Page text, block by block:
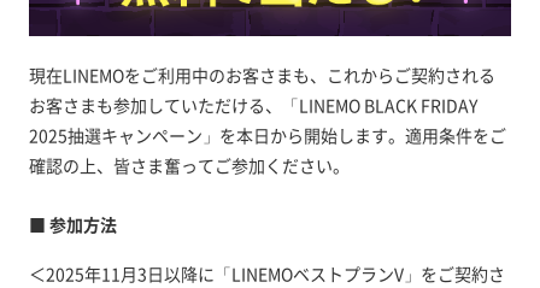
現在LINEMOをご利用中のお客さまも、これからご契約される
お客さまも参加していただける、「LINEMO BLACK FRIDAY
2025抽選キャンペーン」を本日から開始します。適用条件をご
確認の上、皆さま奮ってご参加ください。
■ 参加方法
＜2025年11月3日以降に「LINEMOベストプランV」をご契約さ